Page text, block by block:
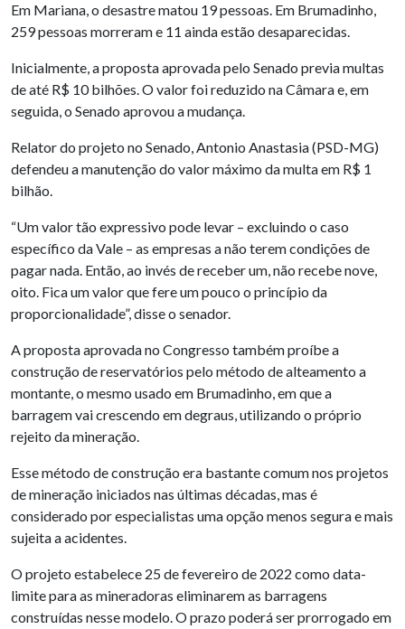
Em Mariana, o desastre matou 19 pessoas. Em Brumadinho,
259 pessoas morreram e 11 ainda estão desaparecidas.
Inicialmente, a proposta aprovada pelo Senado previa multas
de até R$ 10 bilhões. O valor foi reduzido na Câmara e, em
seguida, o Senado aprovou a mudança.
Relator do projeto no Senado, Antonio Anastasia (PSD-MG)
defendeu a manutenção do valor máximo da multa em R$ 1
bilhão.
“Um valor tão expressivo pode levar – excluindo o caso
específico da Vale – as empresas a não terem condições de
pagar nada. Então, ao invés de receber um, não recebe nove,
oito. Fica um valor que fere um pouco o princípio da
proporcionalidade”, disse o senador.
A proposta aprovada no Congresso também proíbe a
construção de reservatórios pelo método de alteamento a
montante, o mesmo usado em Brumadinho, em que a
barragem vai crescendo em degraus, utilizando o próprio
rejeito da mineração.
Esse método de construção era bastante comum nos projetos
de mineração iniciados nas últimas décadas, mas é
considerado por especialistas uma opção menos segura e mais
sujeita a acidentes.
O projeto estabelece 25 de fevereiro de 2022 como data-
limite para as mineradoras eliminarem as barragens
construídas nesse modelo. O prazo poderá ser prorrogado em